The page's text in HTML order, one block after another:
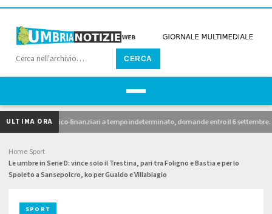
CERCA
ULTIMA ORA
economico-finanziari a tempo indeterminato, domande entro il 6 settembre. 10
Home Sport
Le umbre in Serie D: vince solo il Trestina, pari tra Foligno e Bastia e per lo
Spoleto a Sansepolcro, ko per Gualdo e Villabiagio
SPORT